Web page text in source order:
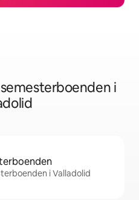
i
i Valladolid